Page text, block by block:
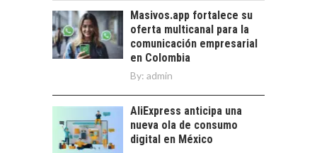
servicios digitales en
Chile:…
Masivos.app fortalece su
oferta multicanal para la
comunicación empresarial
en Colombia
By: admin
AliExpress anticipa una
nueva ola de consumo
digital en México